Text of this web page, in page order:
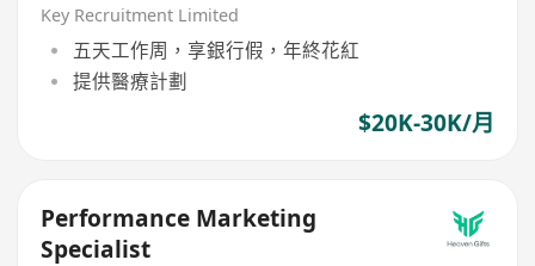
Key Recruitment Limited
五天工作周，享銀行假，年終花紅
提供醫療計劃
$20K-30K/月
Performance Marketing
Specialist